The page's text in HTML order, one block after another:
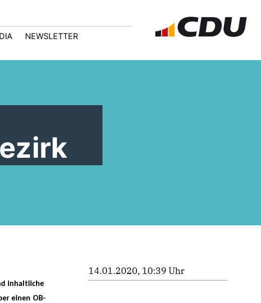
NEWSLETTER
inhaltliche
einen OB-
14.01.2020, 10:39 Uhr